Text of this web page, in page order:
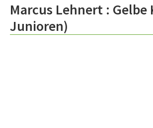
Marcus Lehnert : Gelbe
Junioren)